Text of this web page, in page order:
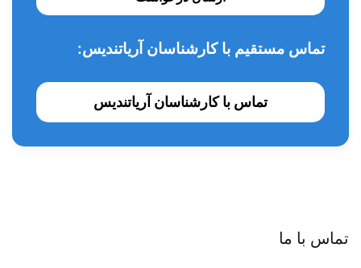
تماس مستقیم با کارشناسان آریاتندیس:
تماس با کارشناسان آریاتندیس
تماس با ما